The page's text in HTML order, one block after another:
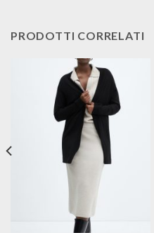
PRODOTTI CORRELATI